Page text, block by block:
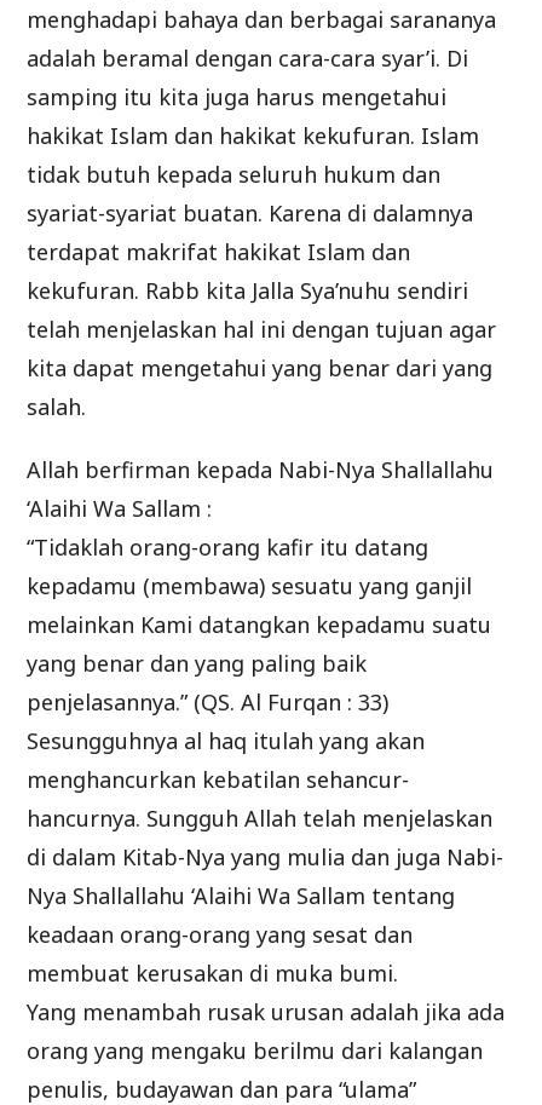
menghadapi bahaya dan berbagai sarananya
adalah beramal dengan cara-cara syar’i. Di
samping itu kita juga harus mengetahui
hakikat Islam dan hakikat kekufuran. Islam
tidak butuh kepada seluruh hukum dan
syariat-syariat buatan. Karena di dalamnya
terdapat makrifat hakikat Islam dan
kekufuran. Rabb kita Jalla Sya’nuhu sendiri
telah menjelaskan hal ini dengan tujuan agar
kita dapat mengetahui yang benar dari yang
salah.
Allah berfirman kepada Nabi-Nya Shallallahu
‘Alaihi Wa Sallam :
“Tidaklah orang-orang kafir itu datang
kepadamu (membawa) sesuatu yang ganjil
melainkan Kami datangkan kepadamu suatu
yang benar dan yang paling baik
penjelasannya.” (QS. Al Furqan : 33)
Sesungguhnya al haq itulah yang akan
menghancurkan kebatilan sehancur-
hancurnya. Sungguh Allah telah menjelaskan
di dalam Kitab-Nya yang mulia dan juga Nabi-
Nya Shallallahu ‘Alaihi Wa Sallam tentang
keadaan orang-orang yang sesat dan
membuat kerusakan di muka bumi.
Yang menambah rusak urusan adalah jika ada
orang yang mengaku berilmu dari kalangan
penulis, budayawan dan para “ulama”